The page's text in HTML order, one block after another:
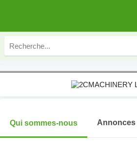
Qui sommes-nous Annonces